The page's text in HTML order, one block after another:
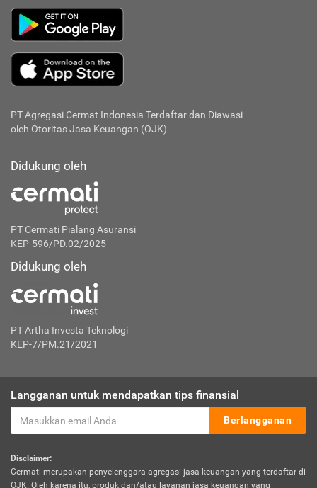
PT Agregasi Cermat Indonesia Terdaftar dan Diawasi
oleh Otoritas Jasa Keuangan (OJK)
Didukung oleh
PT Cermati Pialang Asuransi
KEP-596/PD.02/2025
Didukung oleh
PT Artha Investa Teknologi
KEP-7/PM.21/2021
Langganan untuk mendapatkan tips finansial
Berlangganan
Disclaimer:
Cermati merupakan penyelenggara agregasi jasa keuangan yang terdaftar di
OJK. Oleh karena itu, produk dan/atau layanan jasa keuangan yang